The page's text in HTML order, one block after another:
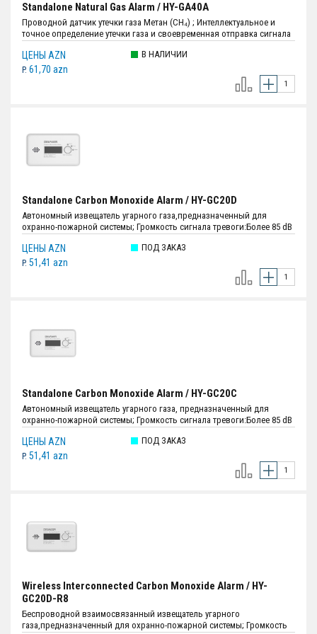
Standalone Natural Gas Alarm / HY-GA40A
Проводной датчик утечки газа Метан (CH₄) ; Интеллектуальное и
точное определение утечки газа и своевременная отправка сигнала
расстоянии 1 м (3,28 фута); Источник питания:DC12V; Размеры:86.6
мм × 86.6 мм × 29.2 мм; Цвет:Белый.
ЦЕНЫ AZN
P. 61,70 azn
В НАЛИЧИИ
Standalone Carbon Monoxide Alarm / HY-GC20D
Автономный извещатель угарного газа,предназначенный для
охранно-пожарной системы; Громкость сигнала тревоги:Более 85 dB
(красный / жёлтый / зелёный); Источник питания:Литиевая батарея
3В CR123A (сменная); Размеры:116.4 мм × 71.7 мм × 28.3 мм; Вес:125 г.;
ЦЕНЫ AZN
P. 51,41 azn
ПОД ЗАКАЗ
Standalone Carbon Monoxide Alarm / HY-GC20C
Автономный извещатель угарного газа, предназначенный для
охранно-пожарной системы; Громкость сигнала тревоги:Более 85 dB
батарея 3В CR123A (сменная); Размеры:116.4 мм × 71.7 мм × 28.3 мм;
Вес:127 г.; Цвет:Белый.
ЦЕНЫ AZN
P. 51,41 azn
ПОД ЗАКАЗ
Wireless Interconnected Carbon Monoxide Alarm / HY-
GC20D-R8
Беспроводной взаимосвязанный извещатель угарного
газа,предназначенный для охранно-пожарной системы; Громкость